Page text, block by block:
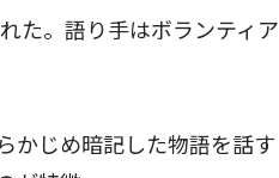
た。語り手はボランティア
かじめ暗記した物語を話す